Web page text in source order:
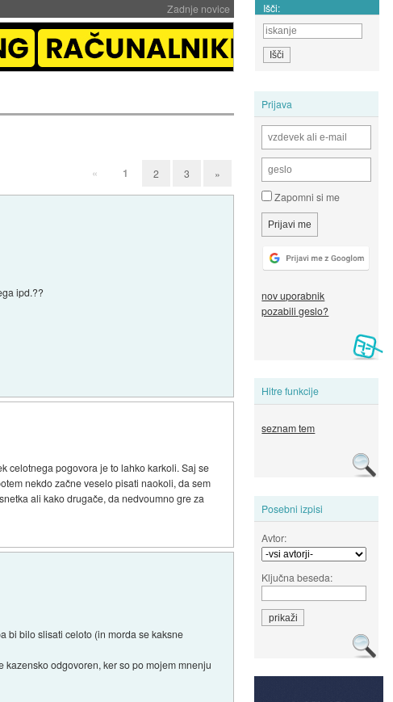
Zadnje novice Išči:
Prijava
Zapomni si me
nov uporabnik
pozabili geslo?
Hitre funkcije
seznam tem
Posebni izpisi
Avtor:
Ključna beseda:
« 1 2 3 »
ipd.??
celotnega pogovora je to lahko karkoli. Saj se
nekdo začne veselo pisati naokoli, da sem
ali kako drugače, da nedvoumno gre za
bi bilo slisati celoto (in morda se kaksne
odgovoren, ker so po mojem mnenju